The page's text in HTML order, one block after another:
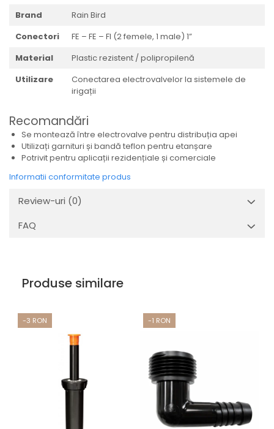
Brand
Rain Bird
Conectori
FE – FE – FI (2 femele, 1 male) 1”
Material
Plastic rezistent / polipropilenă
Utilizare
Conectarea electrovalvelor la sistemele de
irigații
Recomandări
Se montează între electrovalve pentru distribuția apei
Utilizați garnituri și bandă teflon pentru etanșare
Potrivit pentru aplicații rezidențiale și comerciale
Informatii conformitate produs
Review-uri (0)
FAQ
Produse similare
-3 RON -1 RON